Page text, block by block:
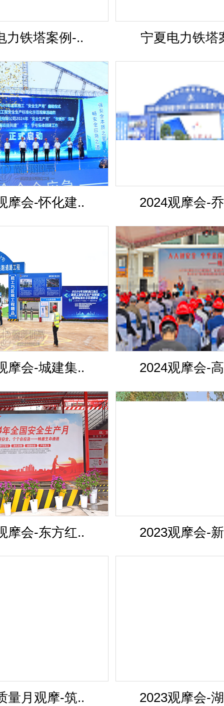
力铁塔案例-.. 宁夏电力铁塔
摩会-怀化建.. 2024观摩会-
摩会-城建集.. 2024观摩会-
摩会-东方红.. 2023观摩会-
量月观摩-筑.. 2023观摩会-